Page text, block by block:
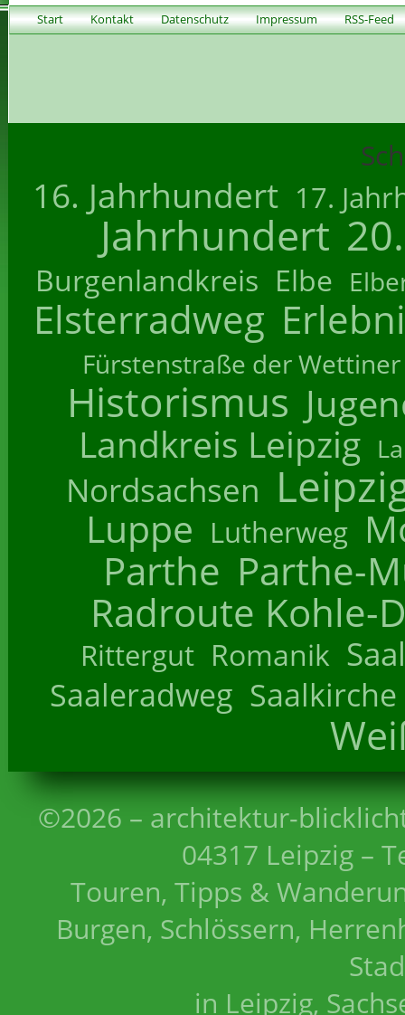
Start Kontakt Datenschutz Impressum RSS-Feed
16. Jahrhundert 17.
Jahrhundert
Burgenlandkreis Elbe
Elsterradweg
Fürstenstraße der Wettiner
Historismus
Landkreis Leipzig
Nordsachsen
Luppe Lutherweg
Parthe Parthe-
Radroute Kohle-
Rittergut Romanik
Saaleradweg Saalkirche
©2026 – architektur-
04317 Leipzig –
Touren, Tipps &
Burgen, Schlössern,
in Leipzig,